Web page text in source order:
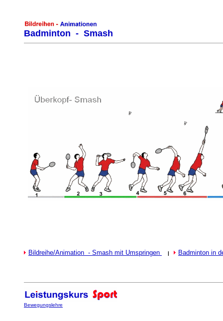
Badminton - Smash
Bildreihe/Animation - Smash mit Umspringen | Badminton in
Bewegungslehre